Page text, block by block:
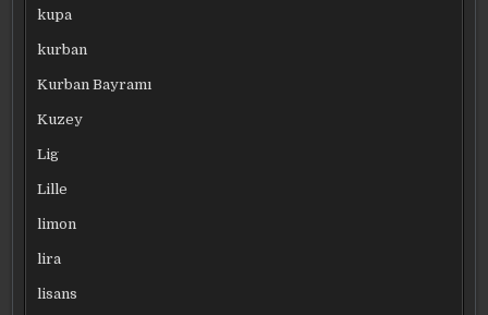
kupa
kurban
Kurban Bayramı
Kuzey
Lig
Lille
limon
lira
lisans